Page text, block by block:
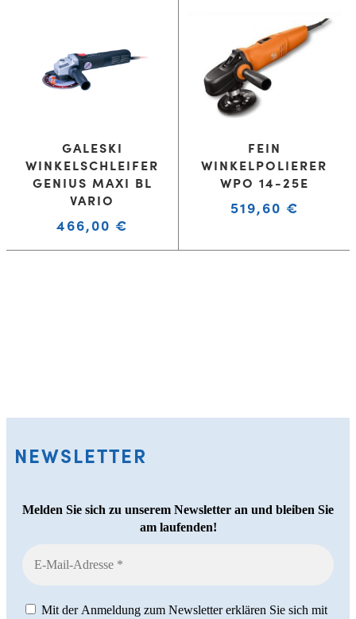
GALESKI
WINKELSCHLEIFER
GENIUS MAXI BL
VARIO
466,00 €
FEIN
WINKELPOLIERER
WPO 14-25E
519,60 €
NEWSLETTER
Melden Sie sich zu unserem Newsletter an und bleiben Sie
am laufenden!
Mit der Anmeldung zum Newsletter erklären Sie sich mit